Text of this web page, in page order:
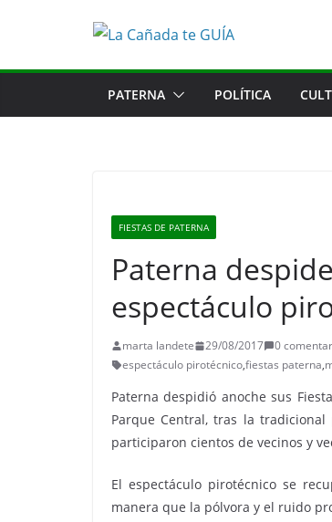
PATERNA POLÍTICA
FIESTAS DE PATERNA
Paterna
espectáculo
marta landete 29/08/2017
0
espectáculo pirotécnico,fiestas paterna,
Paterna despidió anoche sus
Parque Central, tras la
participaron cientos de vecinos y
El espectáculo pirotécnico se
manera que la pólvora y el ruido